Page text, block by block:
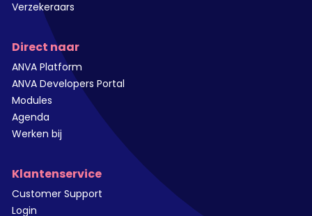
Verzekeraars
Direct naar
ANVA Platform
ANVA Developers Portal
Modules
Agenda
Werken bij
Klantenservice
Customer Support
Login